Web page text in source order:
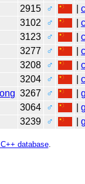
2915 ♂ |
3102 ♂ |
3123 ♂ |
3277 ♂ |
3208 ♂ |
3204 ♂ |
3267 ♂ |
3064 ♂ |
3239 ♂ |
database.